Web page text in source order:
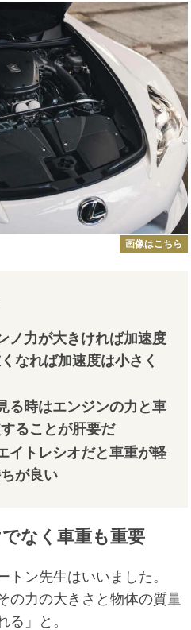
画像はこちら
ノ力が大きければ加速度
なれば加速度は小さく
る時はエンジンの力と車
ることが肝要だ
イトレシオだと車重が軽
が良い
なく車重も重要
ン先生はいいました。
の力の大きさと物体の質量
る」と。